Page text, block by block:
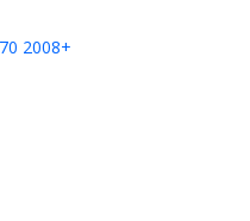
2008+